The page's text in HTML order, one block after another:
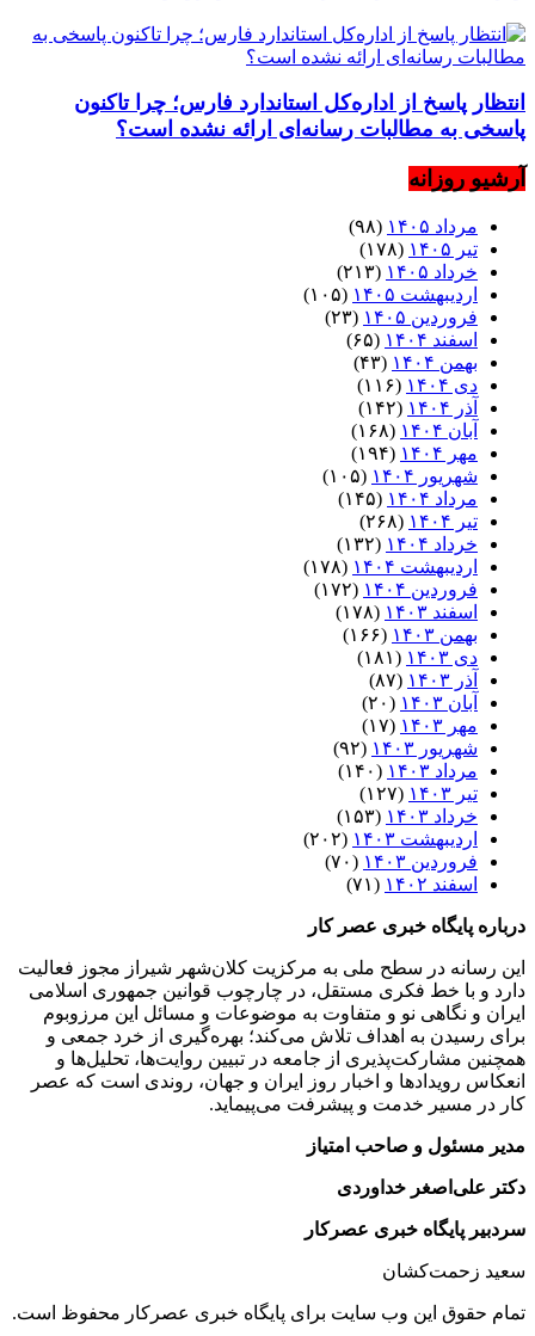
انتظار پاسخ از اداره‌کل استاندارد فارس؛ چرا تاکنون
پاسخی به مطالبات رسانه‌ای ارائه نشده است؟
آرشیو روزانه
مرداد ۱۴۰۵
(۹۸)
تیر ۱۴۰۵
(۱۷۸)
خرداد ۱۴۰۵
(۲۱۳)
اردیبهشت ۱۴۰۵
(۱۰۵)
فروردین ۱۴۰۵
(۲۳)
اسفند ۱۴۰۴
(۶۵)
بهمن ۱۴۰۴
(۴۳)
دی ۱۴۰۴
(۱۱۶)
آذر ۱۴۰۴
(۱۴۲)
آبان ۱۴۰۴
(۱۶۸)
مهر ۱۴۰۴
(۱۹۴)
شهریور ۱۴۰۴
(۱۰۵)
مرداد ۱۴۰۴
(۱۴۵)
تیر ۱۴۰۴
(۲۶۸)
خرداد ۱۴۰۴
(۱۳۲)
اردیبهشت ۱۴۰۴
(۱۷۸)
فروردین ۱۴۰۴
(۱۷۲)
اسفند ۱۴۰۳
(۱۷۸)
بهمن ۱۴۰۳
(۱۶۶)
دی ۱۴۰۳
(۱۸۱)
آذر ۱۴۰۳
(۸۷)
آبان ۱۴۰۳
(۲۰)
مهر ۱۴۰۳
(۱۷)
شهریور ۱۴۰۳
(۹۲)
مرداد ۱۴۰۳
(۱۴۰)
تیر ۱۴۰۳
(۱۲۷)
خرداد ۱۴۰۳
(۱۵۳)
اردیبهشت ۱۴۰۳
(۲۰۲)
فروردین ۱۴۰۳
(۷۰)
اسفند ۱۴۰۲
(۷۱)
درباره پایگاه خبری عصر کار
این رسانه در سطح ملی به مرکزیت کلان‌شهر شیراز مجوز فعالیت
دارد و با خط فکری مستقل، در چارچوب قوانین جمهوری اسلامی
ایران و نگاهی نو و متفاوت به موضوعات ‌و مسائل این مرزوبوم
برای رسیدن به اهداف تلاش می‌کند؛ بهره‌گیری از خرد جمعی و
همچنین مشارکت‌پذیری از جامعه در تبیین روایت‌ها، تحلیل‌ها و
انعکاس رویدادها و اخبار روز ایران و جهان، روندی است که عصر
کار در مسیر خدمت و پیشرفت می‌پیماید.
مدیر مسئول و صاحب امتیاز
دکتر علی‌اصغر خداوردی
سردبیر پایگاه خبری عصرکار
سعید زحمت‌کشان
تمام حقوق این وب سایت برای پایگاه خبری عصرکار محفوظ است.